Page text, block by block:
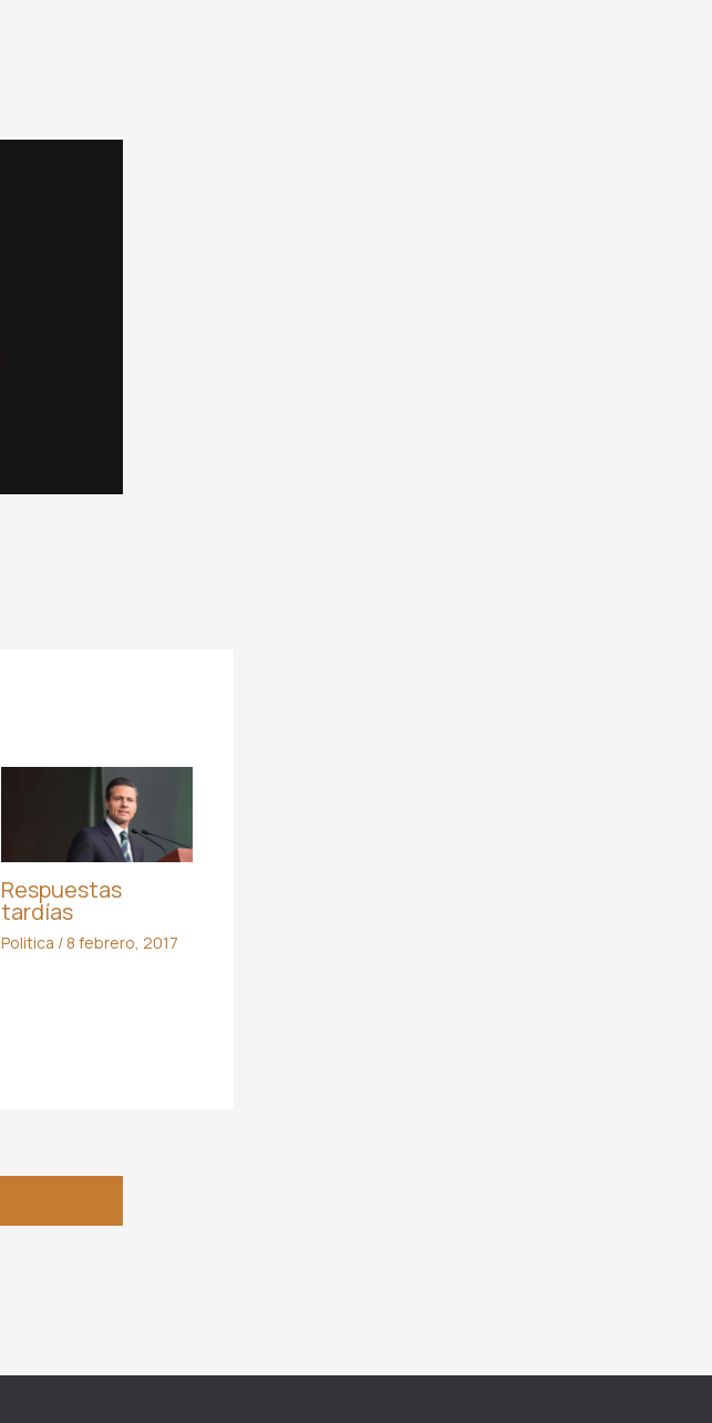
Respuestas
tardías
Politica / 8 febrero, 2017